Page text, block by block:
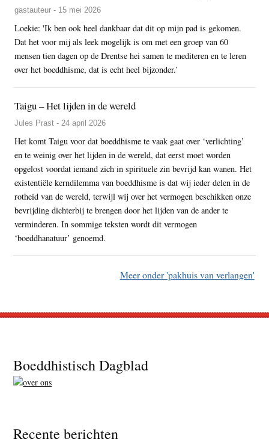
gastauteur - 15 mei 2026
Loekie: 'Ik ben ook heel dankbaar dat dit op mijn pad is gekomen.
Dat het voor mij als leek mogelijk is om met een groep van 60
mensen tien dagen op de Drentse hei samen te mediteren en te leren
over het boeddhisme, dat is echt heel bijzonder.’
Taigu – Het lijden in de wereld
Jules Prast - 24 april 2026
Het komt Taigu voor dat boeddhisme te vaak gaat over ‘verlichting’
en te weinig over het lijden in de wereld, dat eerst moet worden
opgelost voordat iemand zich in spirituele zin bevrijd kan wanen. Het
existentiële kerndilemma van boeddhisme is dat wij ieder delen in de
rotheid van de wereld, terwijl wij over het vermogen beschikken onze
bevrijding dichterbij te brengen door het lijden van de ander te
verminderen. In sommige teksten wordt dit vermogen
‘boeddhanatuur’ genoemd.
Meer onder 'pakhuis van verlangen'
Footer
Boeddhistisch Dagblad
Recente berichten